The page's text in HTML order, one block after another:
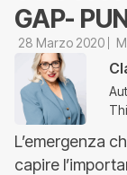
GAP-
28 Marzo 2020
L’emergenza
capire